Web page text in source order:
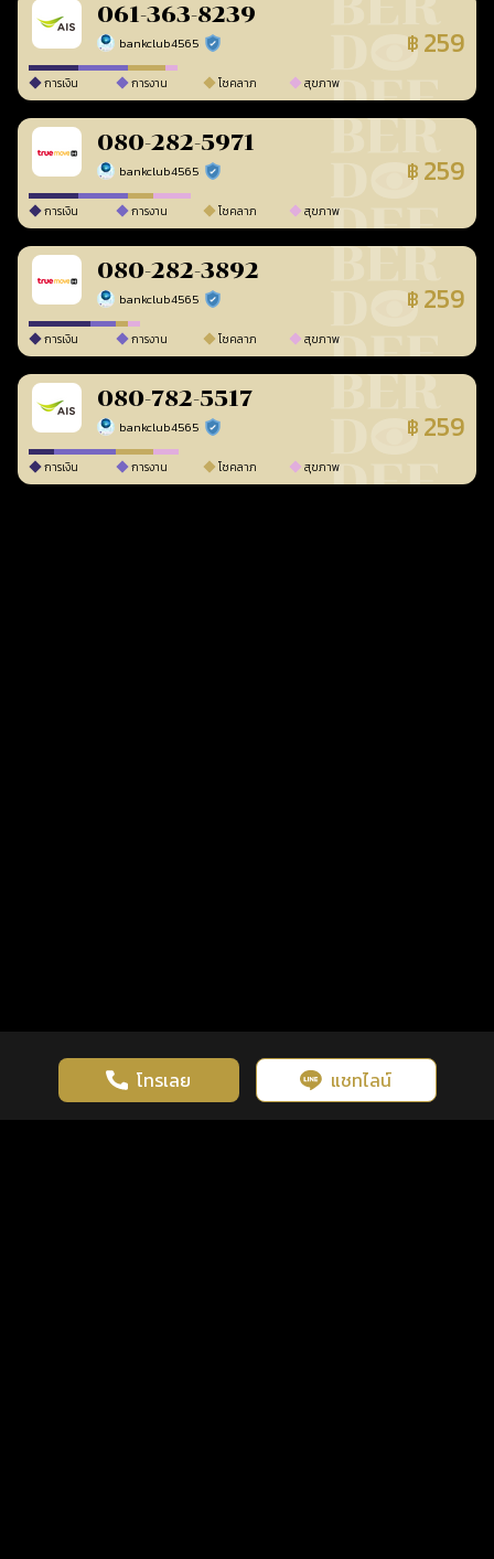
061-363-8239
bankclub4565 ร้านยืนยันแล้ว ฿ 259
การเงิน การงาน โชคลาภ สุขภาพ
080-282-5971
bankclub4565 ร้านยืนยันแล้ว ฿ 259
การเงิน การงาน โชคลาภ สุขภาพ
080-282-3892
bankclub4565 ร้านยืนยันแล้ว ฿ 259
การเงิน การงาน โชคลาภ สุขภาพ
080-782-5517
bankclub4565 ร้านยืนยันแล้ว ฿ 259
การเงิน การงาน โชคลาภ สุขภาพ
โทรเลย แชทไลน์
เว็บไซต์นี้มีการใช้งานคุกกี้ เพื่อเพิ่มประสิทธิภาพและประสบการณ์ที่ดี
ในการใช้งานเว็บไซต์ นโยบายความเป็นส่วนตัว
รู้ก่อน พร้อมกว่า ทุกจังหวะชีวิต คลิกดูดวงฟรี